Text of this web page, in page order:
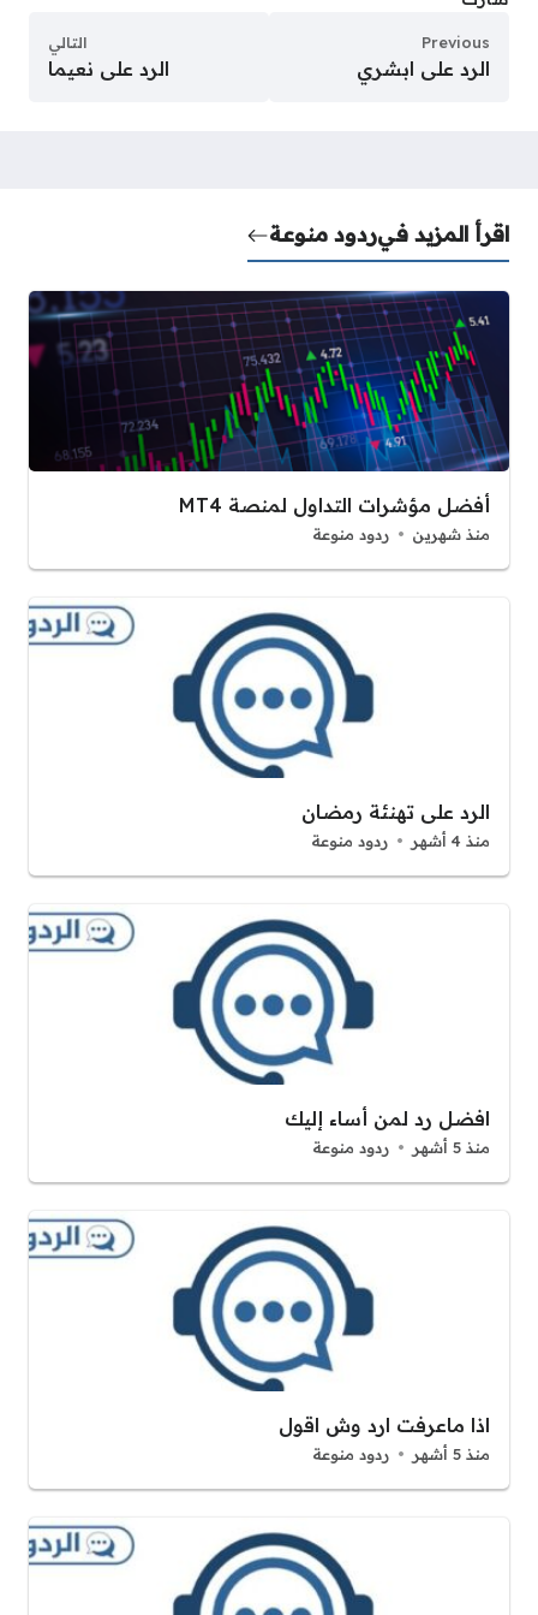
Previous
الرد على ابشري
التالي
الرد على نعيما
اقرأ المزيد فيردود منوعة
أفضل مؤشرات التداول لمنصة MT4
منذ شهرين ردود منوعة
الرد على تهنئة رمضان
منذ 4 أشهر ردود منوعة
افضل رد لمن أساء إليك
منذ 5 أشهر ردود منوعة
اذا ماعرفت ارد وش اقول
منذ 5 أشهر ردود منوعة